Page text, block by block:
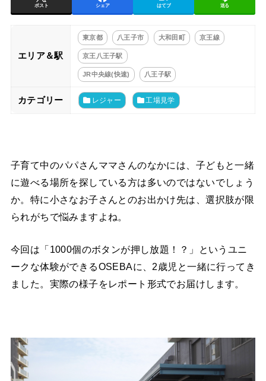
ポスト シェア はてブ 送る
エリア＆駅
東京都 八王子市 大和田町 京王線
京王八王子駅
JR中央線(快速) 八王子駅
カテゴリー レジャー 工場見学
子育て中のパパさんママさんのなかには、子どもと一緒
に遊べる場所を探している方は多いのではないでしょう
か。特に小さなお子さんとのお出かけ先は、選択肢が限
られがちで悩みますよね。
今回は「1000個のボタンが押し放題！？」というユニ
ークな体験ができるOSEBAに、2歳児と一緒に行ってき
ました。実際の様子をレポート形式でお届けします。